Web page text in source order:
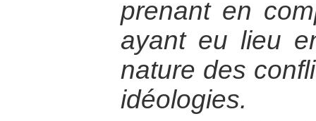
prenant en
ayant eu lieu
nature des
idéologies.